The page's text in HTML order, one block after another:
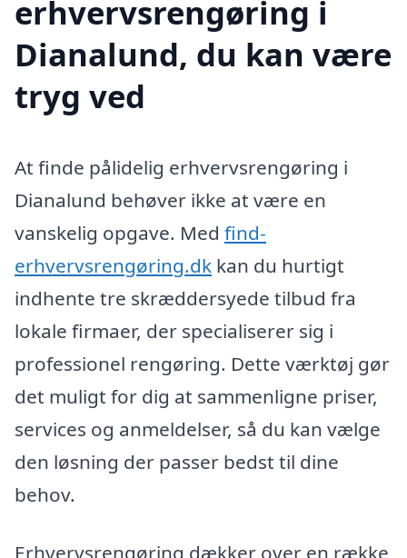
erhvervsrengøring i
Dianalund, du kan være
tryg ved
At finde pålidelig erhvervsrengøring i
Dianalund behøver ikke at være en
vanskelig opgave. Med find-
erhvervsrengøring.dk kan du hurtigt
indhente tre skræddersyede tilbud fra
lokale firmaer, der specialiserer sig i
professionel rengøring. Dette værktøj gør
det muligt for dig at sammenligne priser,
services og anmeldelser, så du kan vælge
den løsning der passer bedst til dine
behov.
Erhvervsrengøring dækker over en række